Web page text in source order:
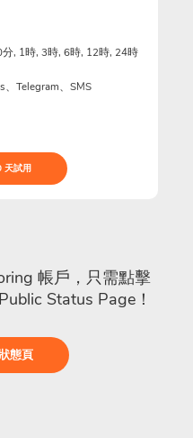
, 1時, 3時, 6時, 12時, 24時
Telegram、SMS
天試用
帳戶，只需點擊
Status Page！
態頁